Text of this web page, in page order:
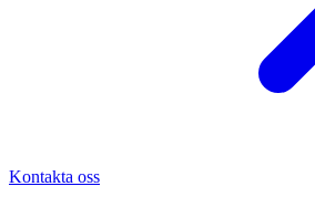
Kontakta oss